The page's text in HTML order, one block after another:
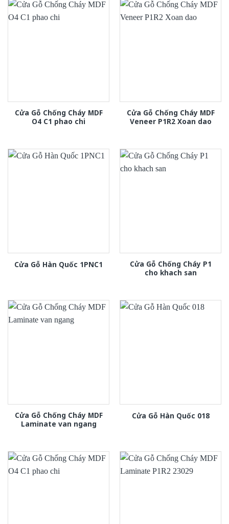
Cửa Gỗ Chống Cháy MDF
O4 C1 phao chi
Cửa Gỗ Chống Cháy MDF
Veneer P1R2 Xoan dao
Cửa Gỗ Hàn Quốc 1PNC1
Cửa Gỗ Chống Cháy P1
cho khach san
Cửa Gỗ Chống Cháy MDF
Laminate van ngang
Cửa Gỗ Hàn Quốc 018